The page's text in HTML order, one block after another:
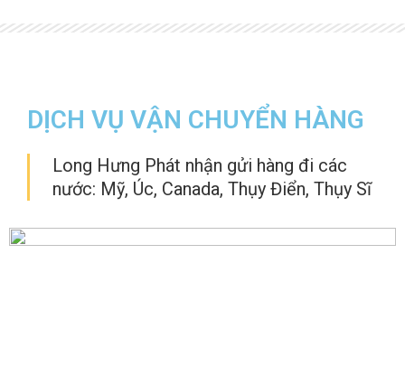
DỊCH VỤ VẬN CHUYỂN HÀNG
Long Hưng Phát nhận gửi hàng đi các
nước: Mỹ, Úc, Canada, Thụy Điển, Thụy Sĩ